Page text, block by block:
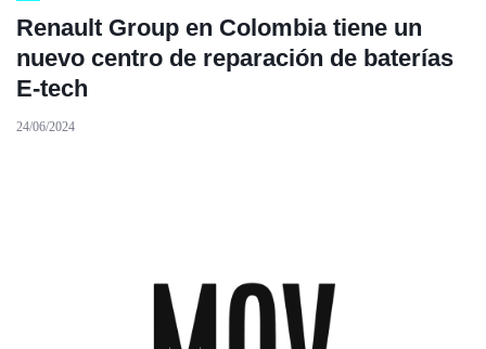
Renault Group en Colombia tiene un
nuevo centro de reparación de baterías
E-tech
24/06/2024